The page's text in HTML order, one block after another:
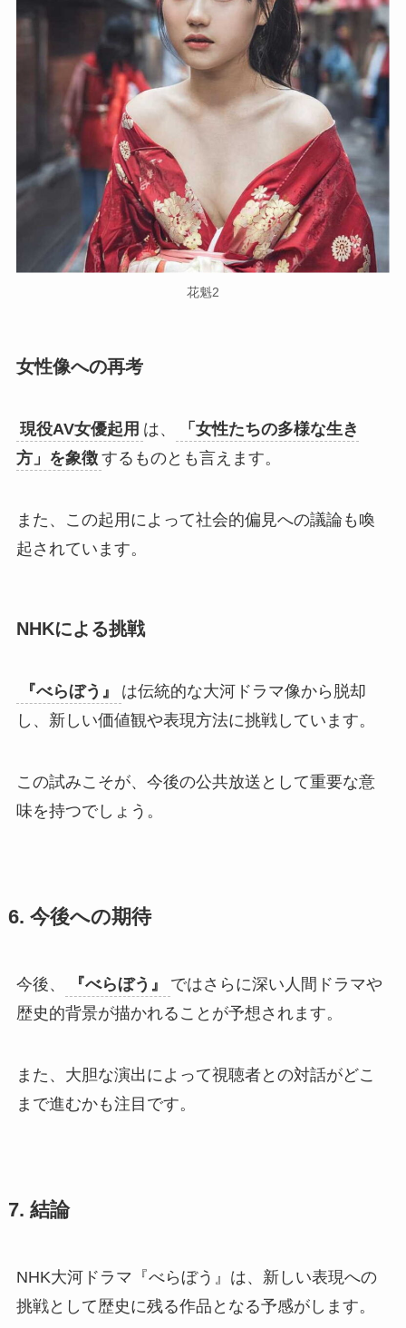
花魁2
女性像への再考
現役AV女優起用 は、
「女性たちの多様な生き
方」を象徴 するものとも言えます。
また、この起用によって社会的偏見への議論も喚
起されています。
NHKによる挑戦
『べらぼう』
は伝統的な大河ドラマ像から脱却
し、新しい価値観や表現方法に挑戦しています。
この試みこそが、今後の公共放送として重要な意
味を持つでしょう。
6. 今後への期待
今後、 『べらぼう』
ではさらに深い人間ドラマや
歴史的背景が描かれることが予想されます。
また、大胆な演出によって視聴者との対話がどこ
まで進むかも注目です。
7. 結論
NHK大河ドラマ『べらぼう』は、新しい表現への
挑戦として歴史に残る作品となる予感がします。